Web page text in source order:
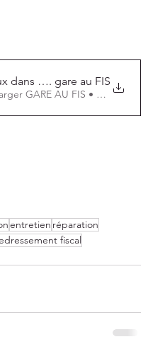
dans l'immobilier..
. gare au FIS
Télécharger GARE AU FIS • 2.66MB
entretien réparation
fiscal